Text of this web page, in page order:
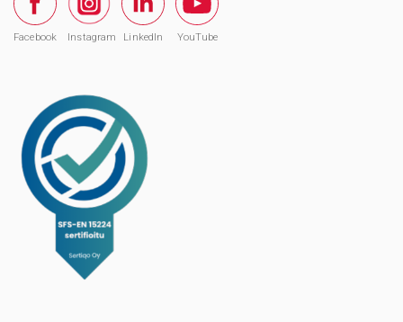
Facebook Instagram LinkedIn YouTube